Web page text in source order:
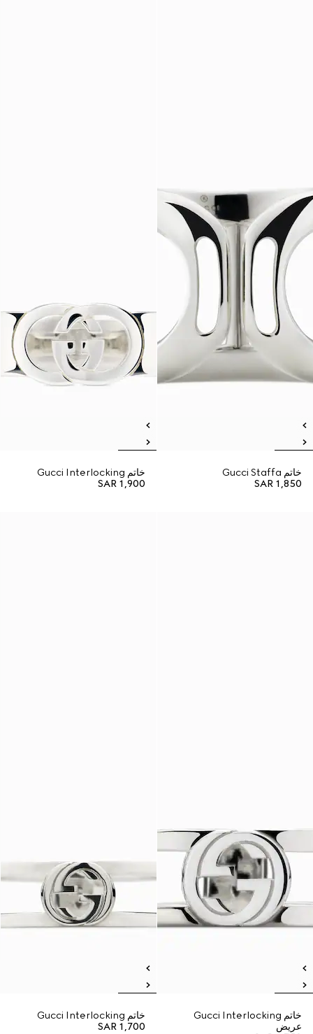
خاتم Gucci Staffa
SAR 1,850
خاتم Gucci Interlocking
SAR 1,900
خاتم Gucci Interlocking
عريض
خاتم Gucci Interlocking
SAR 1,700